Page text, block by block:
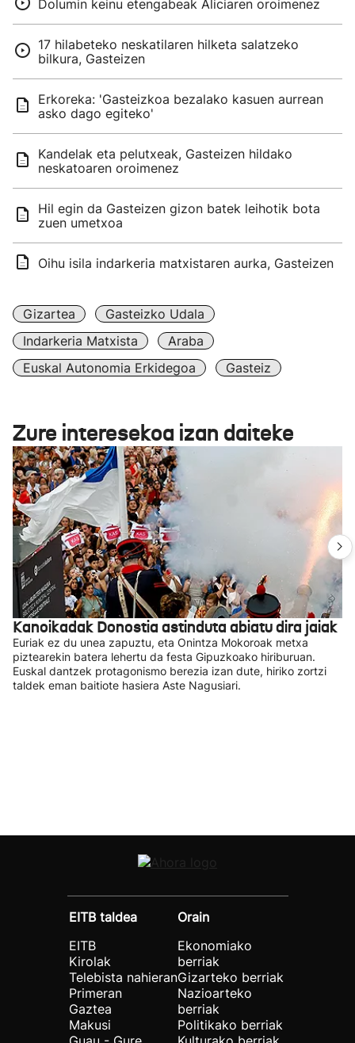
Dolumin keinu etengabeak Aliciaren oroimenez
17 hilabeteko neskatilaren hilketa salatzeko
bilkura, Gasteizen
Erkoreka: 'Gasteizkoa bezalako kasuen aurrean
asko dago egiteko'
Kandelak eta pelutxeak, Gasteizen hildako
neskatoaren oroimenez
Hil egin da Gasteizen gizon batek leihotik bota
zuen umetxoa
Oihu isila indarkeria matxistaren aurka, Gasteizen
Gizartea
Gasteizko Udala
Indarkeria Matxista
Araba
Euskal Autonomia Erkidegoa
Gasteiz
Zure interesekoa izan daiteke
Kanoikadak Donostia astinduta abiatu dira jaiak
Euriak ez du unea zapuztu, eta Onintza Mokoroak metxa
piztearekin batera lehertu da festa Gipuzkoako hiriburuan.
Euskal dantzek protagonismo berezia izan dute, hiriko zortzi
taldek eman baitiote hasiera Aste Nagusiari.
EITB taldea
EITB
Kirolak
Telebista nahieran
Primeran
Gaztea
Makusi
Orain
Ekonomiako
berriak
Gizarteko berriak
Nazioarteko
berriak
Politikako berriak